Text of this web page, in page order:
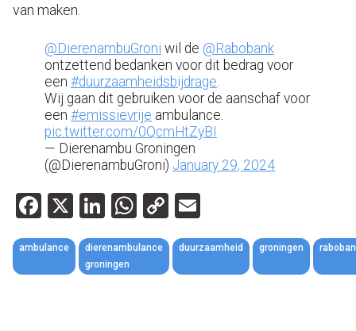
van maken.
@DierenambuGroni wil de @Rabobank
ontzettend bedanken voor dit bedrag voor
een #duurzaamheidsbijdrage
Wij gaan dit gebruiken voor de aanschaf voor
een #emissievrije ambulance.
pic.twitter.com/0QcmHtZyBI
— Dierenambu Groningen
(@DierenambuGroni) January 29, 2024
Facebook
X LinkedIn
WhatsApp
Copy
Link
ambulance
dierenambulance
groningen
duurzaamheid groningen